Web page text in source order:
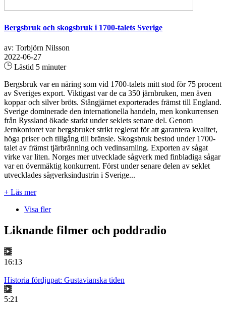
Bergsbruk och skogsbruk i 1700-talets Sverige
av: Torbjörn Nilsson
2022-06-27
Lästid 5 minuter
Bergsbruk var en näring som vid 1700-talets mitt stod för 75 procent
av Sveriges export. Viktigast var de ca 350 järnbruken, men även
koppar och silver bröts. Stångjärnet exporterades främst till England.
Sverige dominerade den internationella handeln, men konkurrensen
från Ryssland ökade starkt under seklets senare del. Genom
Jernkontoret var bergsbruket strikt reglerat för att garantera kvalitet,
höga priser och tillgång till bränsle. Skogsbruk bestod under 1700-
talet av främst tjärbränning och vedinsamling. Exporten av sågat
virke var liten. Norges mer utvecklade sågverk med finbladiga sågar
var en övermäktig konkurrent. Först under senare delen av seklet
utvecklades sågverksindustrin i Sverige...
+ Läs mer
Visa fler
Liknande filmer och poddradio
16:13
Historia fördjupat: Gustavianska tiden
5:21